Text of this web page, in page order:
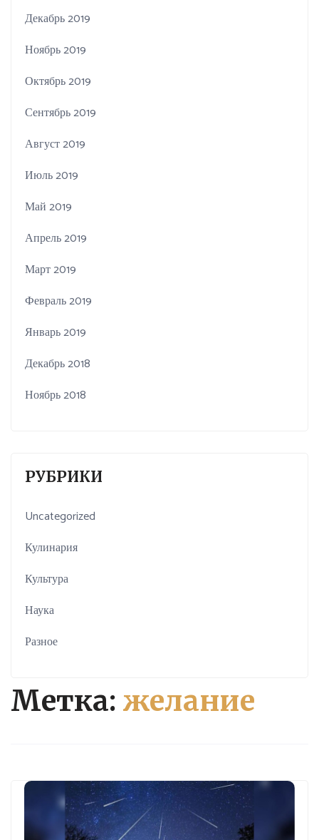
Метка: желание
Декабрь 2019
Ноябрь 2019
Октябрь 2019
Сентябрь 2019
Август 2019
Июль 2019
Май 2019
Апрель 2019
Март 2019
Февраль 2019
Январь 2019
Декабрь 2018
Ноябрь 2018
РУБРИКИ
Uncategorized
Кулинария
Культура
Наука
Разное